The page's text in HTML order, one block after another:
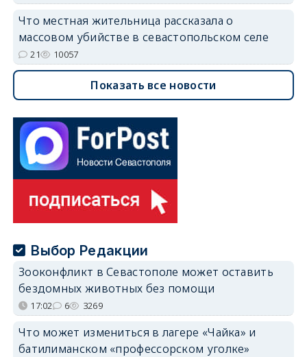
Что местная жительница рассказала о
массовом убийстве в севастопольском селе
21 10057
Показать все новости
Выбор Редакции
Зооконфликт в Севастополе может оставить
бездомных животных без помощи
17:02 6 3269
Что может измениться в лагере «Чайка» и
батилиманском «профессорском уголке»